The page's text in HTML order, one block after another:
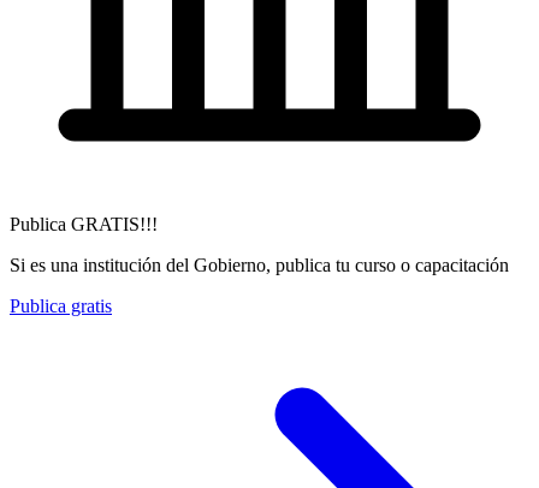
Publica GRATIS!!!
Si es una institución del Gobierno, publica tu curso o capacitación
Publica gratis